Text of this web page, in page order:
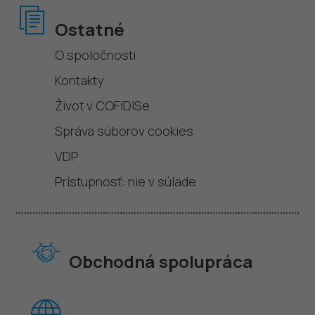
Ostatné
O spoločnosti
Kontakty
Život v COFIDISe
Správa súborov cookies
VDP
Prístupnosť: nie v súlade
Obchodná spolupráca